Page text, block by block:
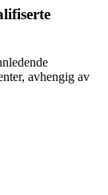
avhengig av